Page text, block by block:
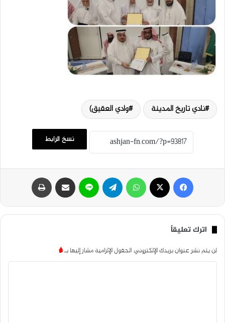
نادي تاريخ المدينة وادي العقيق)
نسخ الرابط
اترك تعليقاً
لن يتم نشر عنوان بريدك الإلكتروني.الحقول الإلزامية مشار إليها بـ*